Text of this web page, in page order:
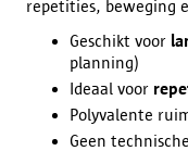
repetities, beweging
Geschikt voor
planning)
Ideaal voor
Polyvalente
Geen